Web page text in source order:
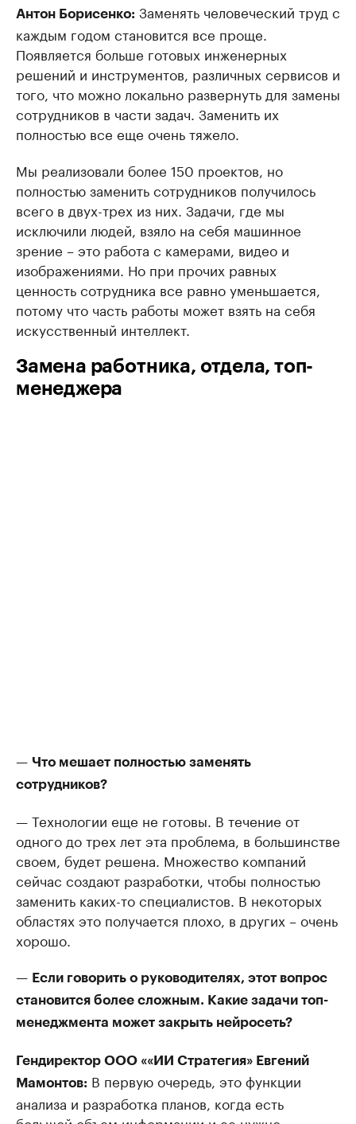
Антон Борисенко: Заменять человеческий труд с
каждым годом становится все проще.
Появляется больше готовых инженерных
решений и инструментов, различных сервисов и
того, что можно локально развернуть для замены
сотрудников в части задач. Заменить их
полностью все еще очень тяжело.
Мы реализовали более 150 проектов, но
полностью заменить сотрудников получилось
всего в двух-трех из них. Задачи, где мы
исключили людей, взяло на себя машинное
зрение – это работа с камерами, видео и
изображениями. Но при прочих равных
ценность сотрудника все равно уменьшается,
потому что часть работы может взять на себя
искусственный интеллект.
Замена работника, отдела, топ-
менеджера
— Что мешает полностью заменять
сотрудников?
— Технологии еще не готовы. В течение от
одного до трех лет эта проблема, в большинстве
своем, будет решена. Множество компаний
сейчас создают разработки, чтобы полностью
заменить каких-то специалистов. В некоторых
областях это получается плохо, в других – очень
хорошо.
— Если говорить о руководителях, этот вопрос
становится более сложным. Какие задачи топ-
менеджмента может закрыть нейросеть?
Гендиректор ООО ««ИИ Стратегия» Евгений
Мамонтов: В первую очередь, это функции
анализа и разработка планов, когда есть